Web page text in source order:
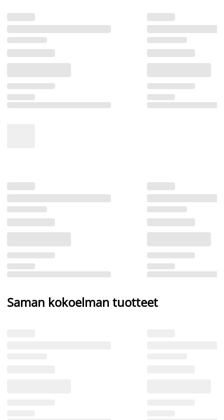
Saman kokoelman tuotteet